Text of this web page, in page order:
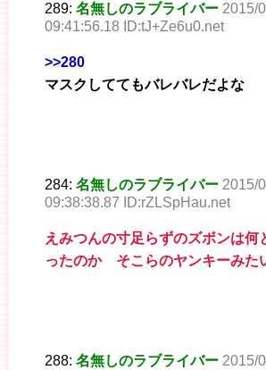
289: 名無しのラブライバー 2015/
09:41:56.18 ID:tJ+Ze6u0.net
>>280
マスクしててもバレバレだよな
284: 名無しのラブライバー 2015/
09:38:38.87 ID:rZLSpHau.net
えみつんの寸足らずのズボンは何
ったのか そこらのヤンキーみた
288: 名無しのラブライバー 2015/